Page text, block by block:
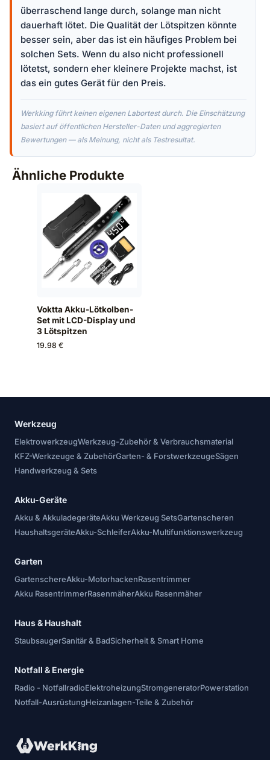
überraschend lange durch, solange man nicht
dauerhaft lötet. Die Qualität der Lötspitzen könnte
besser sein, aber das ist ein häufiges Problem bei
solchen Sets. Wenn du also nicht professionell
lötetst, sondern eher kleinere Projekte machst, ist
das ein gutes Gerät für den Preis.
Werkking führt keinen eigenen Labortest durch. Die Einschätzung
basiert auf öffentlichen Hersteller-Daten und aggregierten
Bewertungen — als Meinung, nicht als Testresultat.
Ähnliche Produkte
Voktta Akku-Lötkolben-
Set mit LCD-Display und
3 Lötspitzen
19.98 €
Werkzeug
ElektrowerkzeugWerkzeug-Zubehör & Verbrauchsmaterial
KFZ-Werkzeuge & ZubehörGarten- & ForstwerkzeugeSägen
Handwerkzeug & Sets
Akku-Geräte
Akku & AkkuladegeräteAkku Werkzeug SetsGartenscheren
HaushaltsgeräteAkku-SchleiferAkku-Multifunktionswerkzeug
Garten
GartenschereAkku-MotorhackenRasentrimmer
Akku RasentrimmerRasenmäherAkku Rasenmäher
Haus & Haushalt
StaubsaugerSanitär & BadSicherheit & Smart Home
Notfall & Energie
Radio - NotfallradioElektroheizungStromgeneratorPowerstation
Notfall-AusrüstungHeizanlagen-Teile & Zubehör